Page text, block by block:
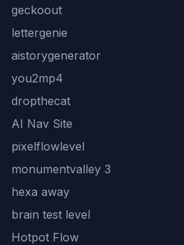
geckoout
lettergenie
aistorygenerator
you2mp4
dropthecat
AI Nav Site
pixelflowlevel
monumentvalley 3
hexa away
brain test level
Hotpot Flow